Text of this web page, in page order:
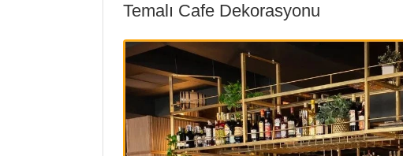
Temalı Cafe Dekorasyonu